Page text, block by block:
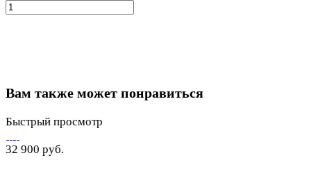
Вам также может понравиться
Быстрый просмотр
32 900 руб.